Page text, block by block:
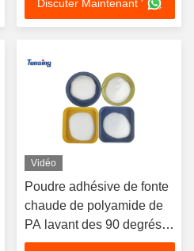
Discuter Maintenant '
Vidéo
Poudre adhésive de fonte
chaude de polyamide de
PA lavant des 90 degrés
résistant pour le tissu